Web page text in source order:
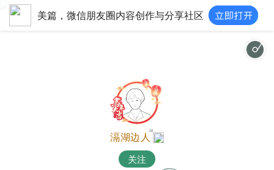
美篇，微信朋友圈内容创作与分享社区
滆湖边人
关注